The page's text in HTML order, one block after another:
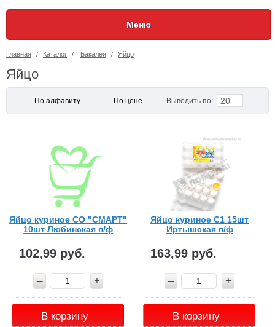
Меню
Главная / Каталог / Бакалея / Яйцо
Яйцо
По алфавиту По цене Выводить по: 20
Яйцо куриное СО "СМАРТ"
10шт Любинская п/ф
102,99 руб.
В корзину
Яйцо куриное С1 15шт
Иртышская п/ф
163,99 руб.
В корзину